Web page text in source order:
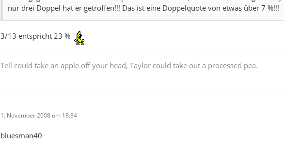
nur drei Doppel hat er getroffen!!! Das ist eine Doppelquote von etwas über 7 %!!!
3/13 entspricht 23 %
Tell could take an apple off your head, Taylor could take out a processed pea.
1. November 2008 um 18:34
bluesman40